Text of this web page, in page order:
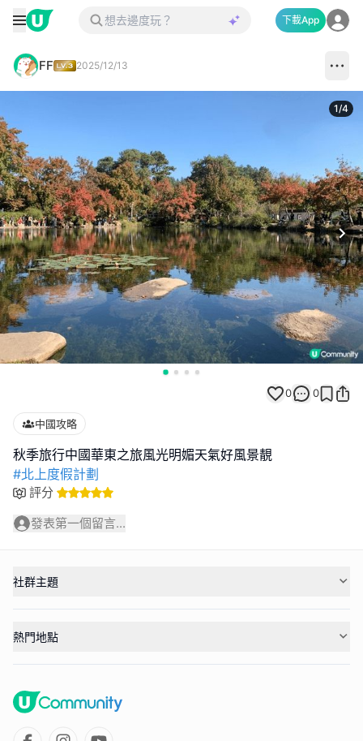
下載App
FF 2025/12/13
1/4
0 0
中國攻略
#北上度假計劃
評分
發表第一個留言...
社群主題
熱門地點